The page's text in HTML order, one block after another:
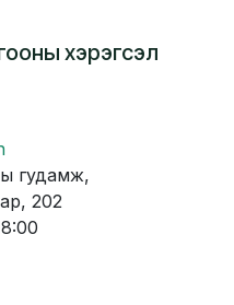
хэрэгсэл
гудамж,
202